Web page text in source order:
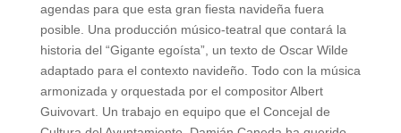
agendas para que esta gran fiesta navideña fuera
posible. Una producción músico-teatral que contará la
historia del “Gigante egoísta”, un texto de Oscar Wilde
adaptado para el contexto navideño. Todo con la música
armonizada y orquestada por el compositor Albert
Guivovart. Un trabajo en equipo que el Concejal de